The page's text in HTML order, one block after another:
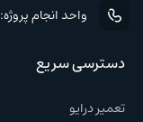
واحد انجام پروژه:
دسترسی سریع
تعمیر درایو